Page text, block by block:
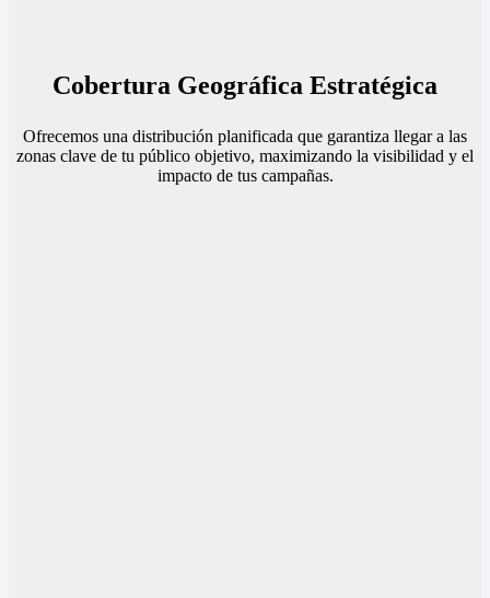
Cobertura Geográfica Estratégica
Ofrecemos una distribución planificada que garantiza llegar a las
zonas clave de tu público objetivo, maximizando la visibilidad y el
impacto de tus campañas.